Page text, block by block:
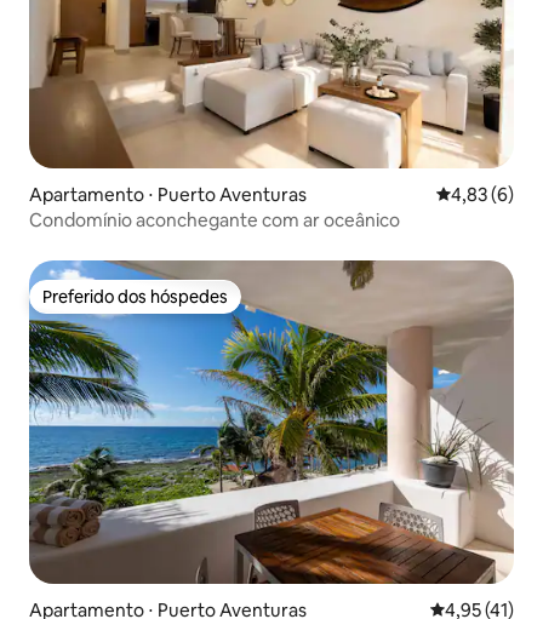
Apartamento ⋅ Puerto Aventuras 4,83 de uma
4,83 (6)
Condomínio aconchegante com ar oceânico
Preferido dos hóspedes
Preferido dos hóspedes
Apartamento ⋅ Puerto Aventuras 4,95 de uma
4,95 (41)